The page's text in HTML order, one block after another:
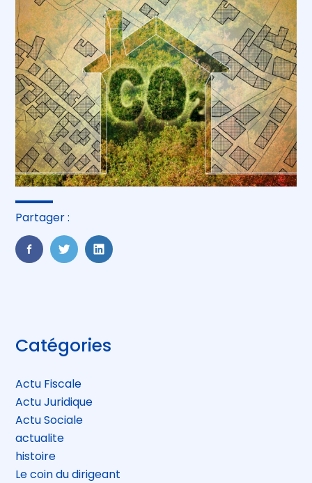
Partager :
FaceBook
TwitterLinkedIn
Blog
sidebar
Catégories
Actu Fiscale
Actu Juridique
Actu Sociale
actualite
histoire
Le coin du dirigeant